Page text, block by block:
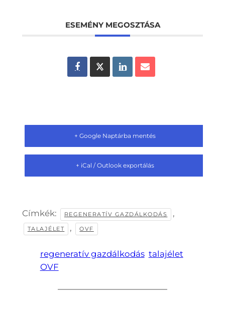
ESEMÉNY MEGOSZTÁSA
+ Google Naptárba mentés
+ iCal / Outlook exportálás
Címkék: REGENERATÍV GAZDÁLKODÁS ,
TALAJÉLET , OVF
regeneratív gazdálkodás talajélet
OVF